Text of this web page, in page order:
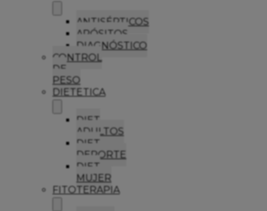
ANTISÉPTICOS
APÓSITOS
DIAGNÓSTICO
CONTROL
DE
PESO
DIETETICA
DIET
ADULTOS
DIET
DEPORTE
DIET
MUJER
FITOTERAPIA